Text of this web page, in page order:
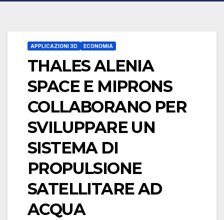
APPLICAZIONI 3D ECONOMIA
THALES ALENIA
SPACE E MIPRONS
COLLABORANO PER
SVILUPPARE UN
SISTEMA DI
PROPULSIONE
SATELLITARE AD
ACQUA